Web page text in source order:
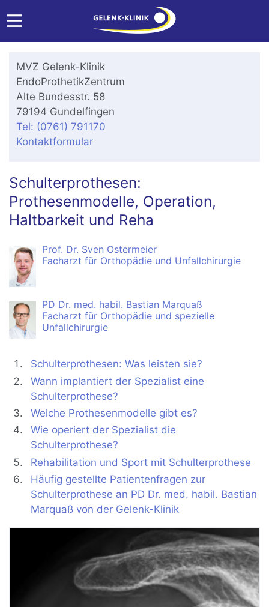
MVZ Gelenk-Klinik
EndoProthetikZentrum
Alte Bundesstr. 58
79194 Gundelfingen
Tel: (0761) 791170
Kontaktformular
Schulterprothesen:
Prothesenmodelle, Operation,
Haltbarkeit und Reha
Prof. Dr. Sven Ostermeier
Facharzt für Orthopädie und Unfallchirurgie
PD Dr. med. habil. Bastian Marquaß
Facharzt für Orthopädie und spezielle
Unfallchirurgie
Schulterprothesen: Was leisten sie?
Wann implantiert der Spezialist eine
Schulterprothese?
Welche Prothesenmodelle gibt es?
Wie operiert der Spezialist die
Schulterprothese?
Rehabilitation und Sport mit Schulterprothese
Häufig gestellte Patientenfragen zur
Schulterprothese an PD Dr. med. habil. Bastian
Marquaß von der Gelenk-Klinik